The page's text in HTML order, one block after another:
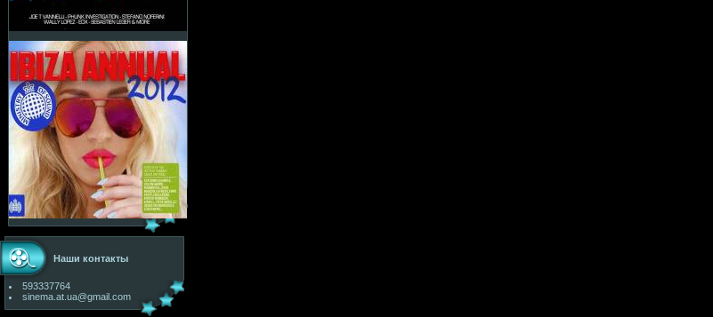
Наши контакты
593337764
sinema.at.ua@gmail.com